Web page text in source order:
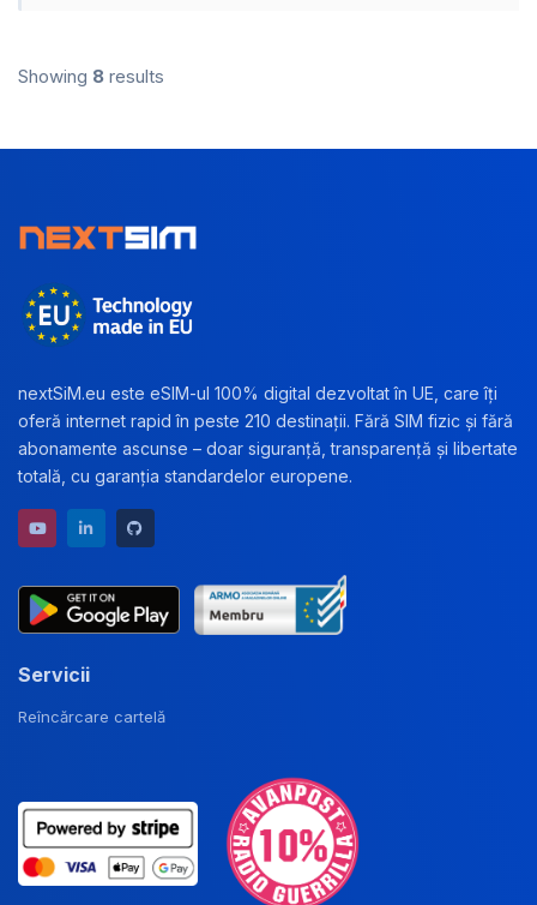
Showing 8 results
nextSiM.eu este eSIM-ul 100% digital dezvoltat în UE, care îți
oferă internet rapid în peste 210 destinații. Fără SIM fizic și fără
abonamente ascunse – doar siguranță, transparență și libertate
totală, cu garanția standardelor europene.
YouTube channel
LinkedIn profile
Servicii
Reîncărcare cartelă